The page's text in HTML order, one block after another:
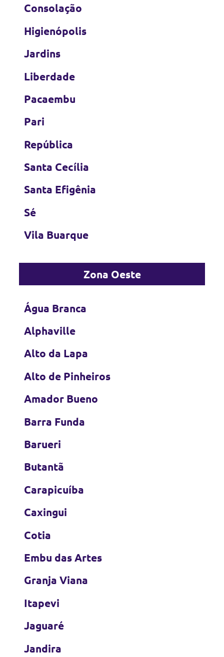
Consolação
Higienópolis
Jardins
Liberdade
Pacaembu
Pari
República
Santa Cecília
Santa Efigênia
Sé
Vila Buarque
Zona Oeste
Água Branca
Alphaville
Alto da Lapa
Alto de Pinheiros
Amador Bueno
Barra Funda
Barueri
Butantã
Carapicuíba
Caxingui
Cotia
Embu das Artes
Granja Viana
Itapevi
Jaguaré
Jandira